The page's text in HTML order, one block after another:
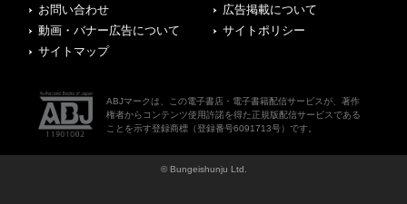
お問い合わせ
広告掲載について
動画・バナー広告について
サイトポリシー
サイトマップ
ABJマークは、この電子書店・電子書籍配信サービスが、著作
権者からコンテンツ使用許諾を得た正規版配信サービスである
ことを示す登録商標（登録番号6091713号）です。
© Bungeishunju Ltd.